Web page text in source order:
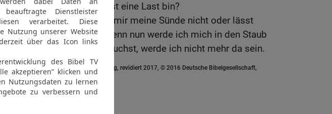
Anläufe, dass ich mir selbst eine Last bin?
21 Und warum vergibst du mir meine Sünde nicht oder lässt
meine Schuld hingehen? Denn nun werde ich mich in den Staub
legen, und wenn du mich suchst, werde ich nicht mehr da sein.
Die Bibel nach Martin Luthers Übersetzung, revidiert 2017, © 2016 Deutsche Bibelgesellschaft,